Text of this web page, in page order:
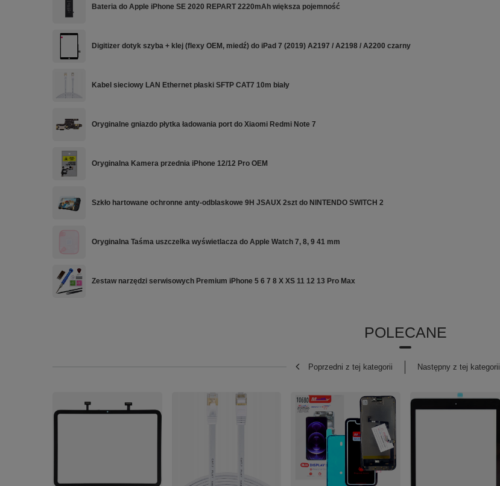
Bateria do Apple iPhone SE 2020 REPART 2220mAh większa pojemność
Digitizer dotyk szyba + klej (flexy OEM, miedź) do iPad 7 (2019) A2197 / A2198 / A2200 czarny
Kabel sieciowy LAN Ethernet płaski SFTP CAT7 10m biały
Oryginalne gniazdo płytka ładowania port do Xiaomi Redmi Note 7
Oryginalna Kamera przednia iPhone 12/12 Pro OEM
Szkło hartowane ochronne anty-odblaskowe 9H JSAUX 2szt do NINTENDO SWITCH 2
Oryginalna Taśma uszczelka wyświetlacza do Apple Watch 7, 8, 9 41 mm
Zestaw narzędzi serwisowych Premium iPhone 5 6 7 8 X XS 11 12 13 Pro Max
POLECANE
Poprzedni z tej kategorii Następny z tej kategorii